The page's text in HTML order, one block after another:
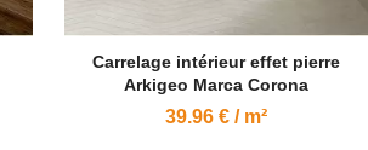
Carrelage intérieur effet pierre
Arkigeo Marca Corona
39.96 € / m²